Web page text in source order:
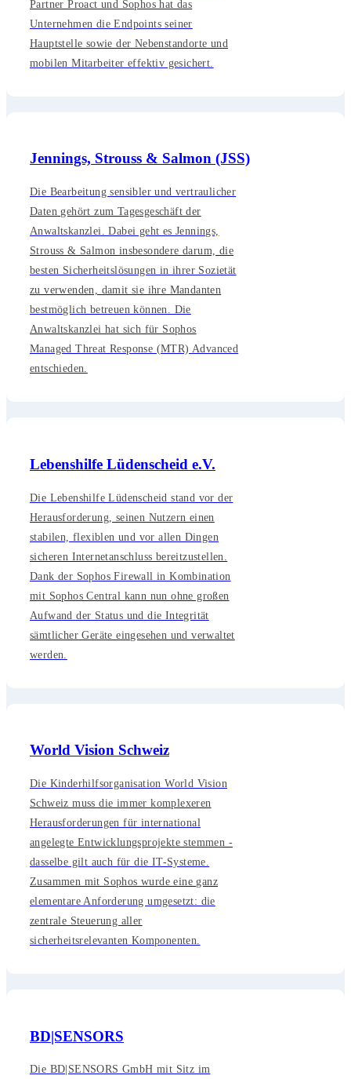
Partner Proact und Sophos hat das
Unternehmen die Endpoints seiner
Hauptstelle sowie der Nebenstandorte und
mobilen Mitarbeiter effektiv gesichert.
Jennings, Strouss & Salmon (JSS)
Die Bearbeitung sensibler und vertraulicher
Daten gehört zum Tagesgeschäft der
Anwaltskanzlei. Dabei geht es Jennings,
Strouss & Salmon insbesondere darum, die
besten Sicherheitslösungen in ihrer Sozietät
zu verwenden, damit sie ihre Mandanten
bestmöglich betreuen können. Die
Anwaltskanzlei hat sich für Sophos
Managed Threat Response (MTR) Advanced
entschieden.
Lebenshilfe Lüdenscheid e.V.
Die Lebenshilfe Lüdenscheid stand vor der
Herausforderung, seinen Nutzern einen
stabilen, flexiblen und vor allen Dingen
sicheren Internetanschluss bereitzustellen.
Dank der Sophos Firewall in Kombination
mit Sophos Central kann nun ohne großen
Aufwand der Status und die Integrität
sämtlicher Geräte eingesehen und verwaltet
werden.
World Vision Schweiz
Die Kinderhilfsorganisation World Vision
Schweiz muss die immer komplexeren
Herausforderungen für international
angelegte Entwicklungsprojekte stemmen -
dasselbe gilt auch für die IT-Systeme.
Zusammen mit Sophos wurde eine ganz
elementare Anforderung umgesetzt: die
zentrale Steuerung aller
sicherheitsrelevanten Komponenten.
BD|SENSORS
Die BD|SENSORS GmbH mit Sitz im